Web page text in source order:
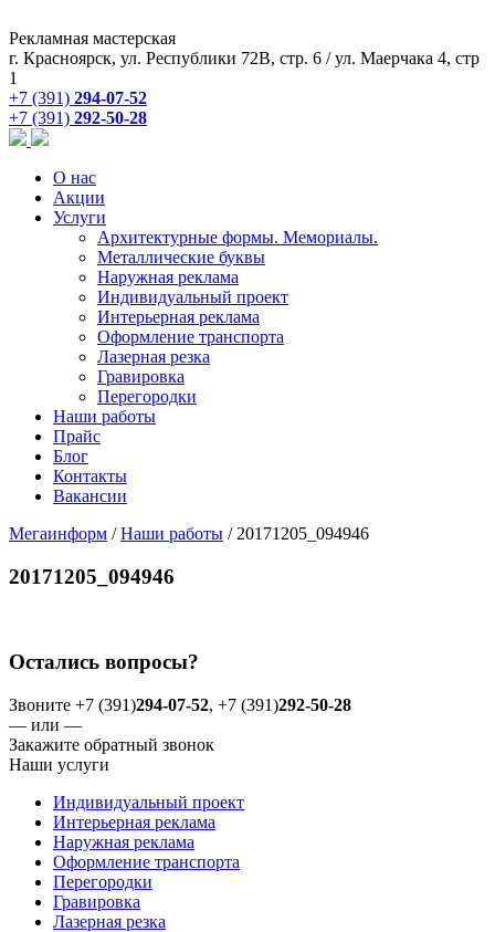
Рекламная мастерская
г. Красноярск, ул. Республики 72В, стр. 6 / ул. Маерчака 4, стр
1
+7 (391) 294-07-52
+7 (391) 292-50-28
О нас
Акции
Услуги
Архитектурные формы. Мемориалы.
Металлические буквы
Наружная реклама
Индивидуальный проект
Интерьерная реклама
Оформление транспорта
Лазерная резка
Гравировка
Перегородки
Наши работы
Прайс
Блог
Контакты
Вакансии
Мегаинформ /Наши работы / 20171205_094946
20171205_094946
Остались вопросы?
Звоните +7 (391)294-07-52, +7 (391)292-50-28
— или —
Закажите обратный звонок
Наши услуги
Индивидуальный проект
Интерьерная реклама
Наружная реклама
Оформление транспорта
Перегородки
Гравировка
Лазерная резка